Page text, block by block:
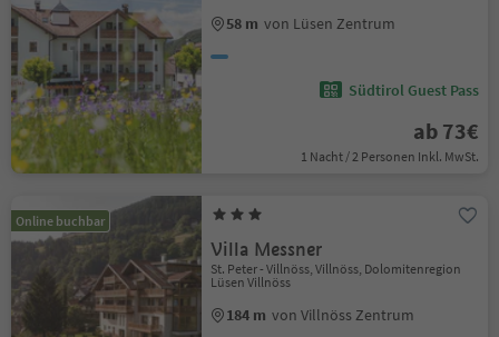
58 m von Lüsen Zentrum
Südtirol Guest Pass
ab 73€
1 Nacht / 2 Personen Inkl. MwSt.
Online buchbar
Villa Messner
St. Peter - Villnöss, Villnöss, Dolomitenregion
Lüsen Villnöss
184 m von Villnöss Zentrum